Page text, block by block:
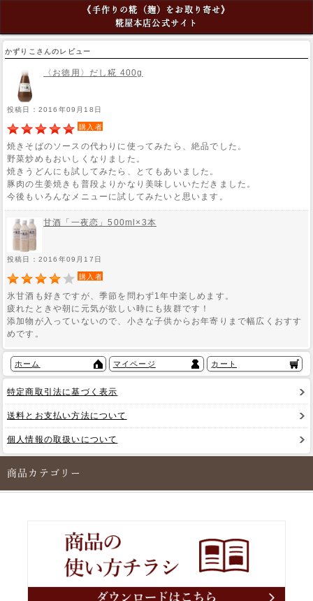
《手作りの糀（麹）をお取り寄せ》
糀屋本店公式サイト
かずりこさんのレビュー
〈お徳用〉だし糀 400g
投稿日：2016年09月18日
購入者
焼きそばのソースの代わりに使ってみたら、絶品でした。
野菜炒めもおいしくなりました。
焼きうどんにも試してみたら、とてもあいました。
豚肉の生姜焼きも普段よりかなり美味しいいただきました。
今後もいろんなメニューに試してみたいと思います。
甘酒「一夜恋」500ml×3本
投稿日：2016年09月17日
購入者
氷甘酒も好きですが、季節を問わず1年中楽しめます。
疲れたときや朝に元気が欲しい時にも抜群です！
添加物が入っていないので、小さな子供からお年寄りまで幅広くおすす
めです。
ホーム マイページ カート
特定商取引法に基づく表示
送料とお支払い方法について
個人情報の取扱いについて
商品カテゴリー